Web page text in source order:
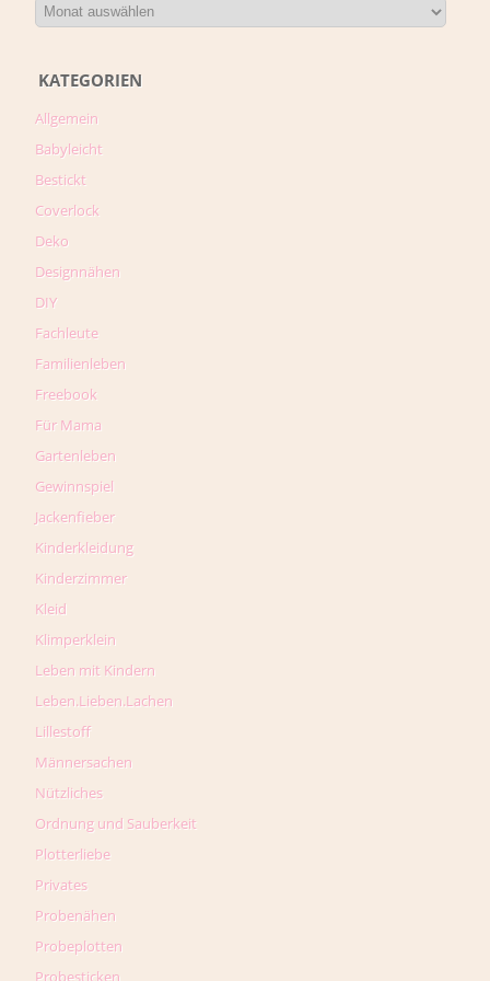
KATEGORIEN
Allgemein
Babyleicht
Bestickt
Coverlock
Deko
Designnähen
DIY
Fachleute
Familienleben
Freebook
Für Mama
Gartenleben
Gewinnspiel
Jackenfieber
Kinderkleidung
Kinderzimmer
Kleid
Klimperklein
Leben mit Kindern
Leben.Lieben.Lachen
Lillestoff
Männersachen
Nützliches
Ordnung und Sauberkeit
Plotterliebe
Privates
Probenähen
Probeplotten
Probesticken